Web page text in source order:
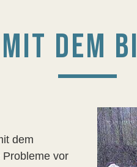
DEM
dem
vor